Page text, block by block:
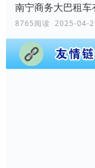
南宁商务大巴租车
8765阅读 2025-04-